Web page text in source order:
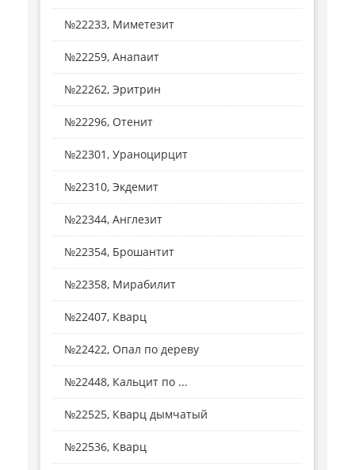
№22233, Миметезит
№22259, Анапаит
№22262, Эритрин
№22296, Отенит
№22301, Ураноцирцит
№22310, Экдемит
№22344, Англезит
№22354, Брошантит
№22358, Мирабилит
№22407, Кварц
№22422, Опал по дереву
№22448, Кальцит по ...
№22525, Кварц дымчатый
№22536, Кварц